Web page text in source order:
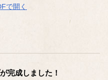
で開く
完成しました！